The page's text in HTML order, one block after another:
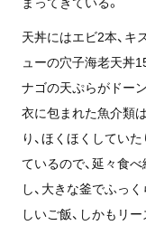
天丼にはエビ2本、キ
ューの穴子海老天丼
ナゴの天ぷらがドー
衣に包まれた魚介類
り、ほくほくしてい
ているので、延々食
し、大きな釜でふっ
しいご飯、しかもリ